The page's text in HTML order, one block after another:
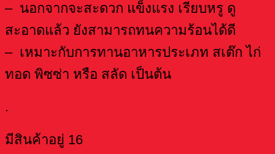
– นอกจากจะสะดวก แข็งแรง เรียบหรู ดู
สะอาดแล้ว ยังสามารถทนความร้อนได้ดี
– เหมาะกับการทานอาหารประเภท สเต๊ก ไก่
ทอด พิซซ่า หรือ สลัด เป็นต้น
.
มีสินค้าอยู่ 16